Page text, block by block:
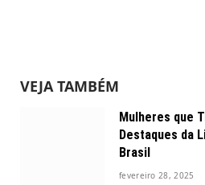
VEJA TAMBÉM
Mulheres que
Destaques da
Brasil
fevereiro 28, 2025